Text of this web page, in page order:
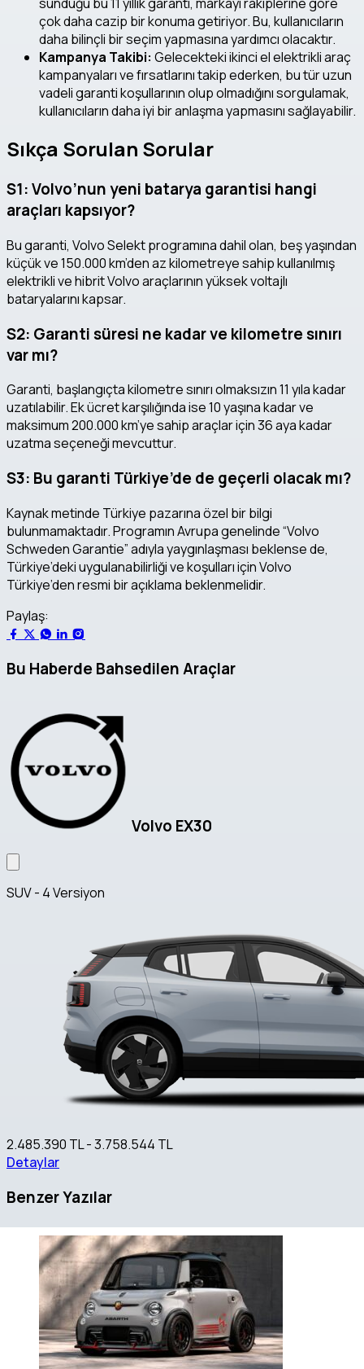
çok daha cazip bir konuma getiriyor. Bu, kullanıcıların
daha bilinçli bir seçim yapmasına yardımcı olacaktır.
Kampanya Takibi: Gelecekteki ikinci el elektrikli araç
kampanyaları ve fırsatlarını takip ederken, bu tür uzun
vadeli garanti koşullarının olup olmadığını sorgulamak,
kullanıcıların daha iyi bir anlaşma yapmasını sağlayabilir.
Sıkça Sorulan Sorular
S1: Volvo’nun yeni batarya garantisi hangi
araçları kapsıyor?
Bu garanti, Volvo Selekt programına dahil olan, beş yaşından
küçük ve 150.000 km’den az kilometreye sahip kullanılmış
elektrikli ve hibrit Volvo araçlarının yüksek voltajlı
bataryalarını kapsar.
S2: Garanti süresi ne kadar ve kilometre sınırı
var mı?
Garanti, başlangıçta kilometre sınırı olmaksızın 11 yıla kadar
uzatılabilir. Ek ücret karşılığında ise 10 yaşına kadar ve
maksimum 200.000 km’ye sahip araçlar için 36 aya kadar
uzatma seçeneği mevcuttur.
S3: Bu garanti Türkiye’de de geçerli olacak mı?
Kaynak metinde Türkiye pazarına özel bir bilgi
bulunmamaktadır. Programın Avrupa genelinde “Volvo
Schweden Garantie” adıyla yaygınlaşması beklense de,
Türkiye’deki uygulanabilirliği ve koşulları için Volvo
Türkiye’den resmi bir açıklama beklenmelidir.
Paylaş:
Bu Haberde Bahsedilen Araçlar
Volvo EX30
SUV - 4 Versiyon
2.485.390 TL - 3.758.544 TL
Detaylar
Benzer Yazılar